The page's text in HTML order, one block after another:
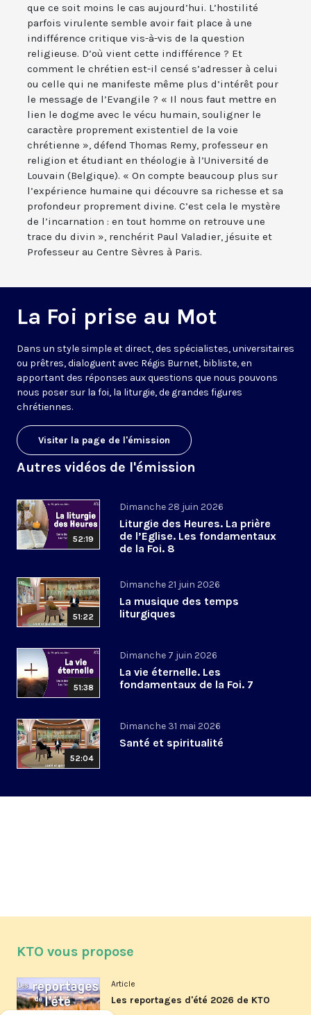
que ce soit moins le cas aujourd’hui. L’hostilité
parfois virulente semble avoir fait place à une
indifférence critique vis-à-vis de la question
religieuse. D’où vient cette indifférence ? Et
comment le chrétien est-il censé s’adresser à celui
ou celle qui ne manifeste même plus d’intérêt pour
le message de l’Evangile ? « Il nous faut mettre en
lien le dogme avec le vécu humain, souligner le
caractère proprement existentiel de la voie
chrétienne », défend Thomas Remy, professeur en
religion et étudiant en théologie à l’Université de
Louvain (Belgique). « On compte beaucoup plus sur
l’expérience humaine qui découvre sa richesse et sa
profondeur proprement divine. C’est cela le mystère
de l’incarnation : en tout homme on retrouve une
trace du divin », renchérit Paul Valadier, jésuite et
Professeur au Centre Sèvres à Paris.
La Foi prise au Mot
Dans un style simple et direct, des spécialistes, universitaires
ou prêtres, dialoguent avec Régis Burnet, bibliste, en
apportant des réponses aux questions que nous pouvons
nous poser sur la foi, la liturgie, de grandes figures
chrétiennes.
Visiter la page de l'émission
Autres vidéos de l'émission
52:19
Dimanche 28 juin 2026
Liturgie des Heures. La prière
de l’Eglise. Les fondamentaux
de la Foi. 8
51:22
Dimanche 21 juin 2026
La musique des temps
liturgiques
51:38
Dimanche 7 juin 2026
La vie éternelle. Les
fondamentaux de la Foi. 7
52:04
Dimanche 31 mai 2026
Santé et spiritualité
KTO vous propose
Article
Les reportages d'été 2026 de KTO